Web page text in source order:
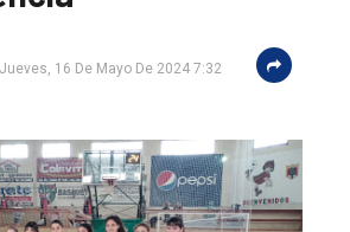
Jueves, 16 De Mayo De 2024 7:32